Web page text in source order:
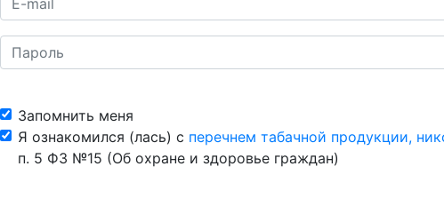
Запомнить меня
Я ознакомился (лась) с перечнем табачной продукции,
п. 5 ФЗ №15 (Об охране и здоровье граждан)